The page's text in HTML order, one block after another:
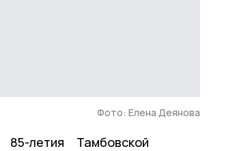
Фото: Елена Деянова
летия Тамбовской